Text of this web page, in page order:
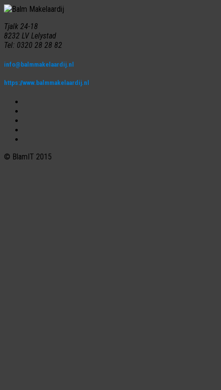
Tjalk 24-18
8232 LV Lelystad
Tel: 0320 28 28 82
info@balmmakelaardij.nl
https://www.balmmakelaardij.nl
© BlamIT 2015